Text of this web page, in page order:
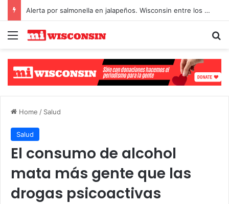
▼
Alerta por salmonella en jalapeños. Wisconsin entre los afectados
Menu
Home / Salud
Salud
El consumo de alcohol
mata más gente que las
drogas psicoactivas